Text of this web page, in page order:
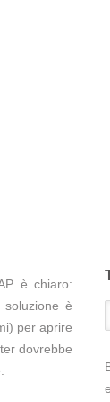
è chiaro:
soluzione è
per aprire
dovrebbe